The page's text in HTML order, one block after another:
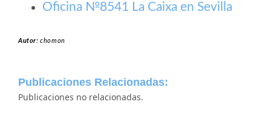
Oficina №8541 La Caixa en Sevilla
Autor:chomon
Publicaciones Relacionadas:
Publicaciones no relacionadas.